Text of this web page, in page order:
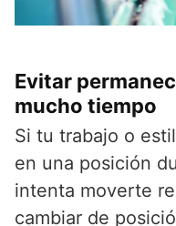
Evitar
mucho tiempo
Si tu trabajo o
en una posición
intenta moverte
cambiar de